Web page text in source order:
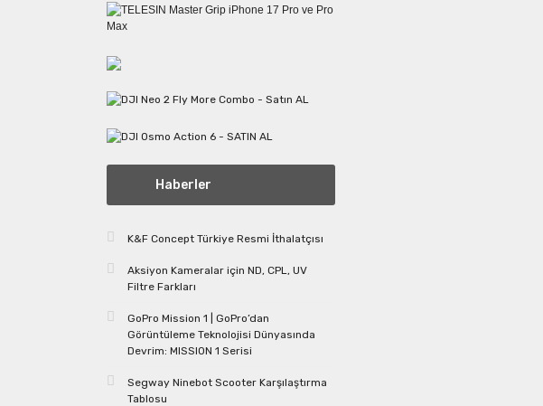
Haberler
K&F Concept Türkiye Resmi İthalatçısı
Aksiyon Kameralar için ND, CPL, UV
Filtre Farkları
GoPro Mission 1 | GoPro’dan
Görüntüleme Teknolojisi Dünyasında
Devrim: MISSION 1 Serisi
Segway Ninebot Scooter Karşılaştırma
Tablosu